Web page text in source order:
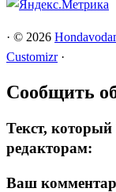
· © 2026
Customizr ·
Сообщить
Текст,
редакторам:
Ваш